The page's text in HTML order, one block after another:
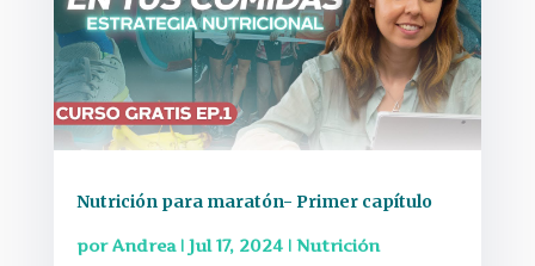
Nutrición para maratón- Primer capítulo
porAndrea| Jul 17, 2024| Nutrición